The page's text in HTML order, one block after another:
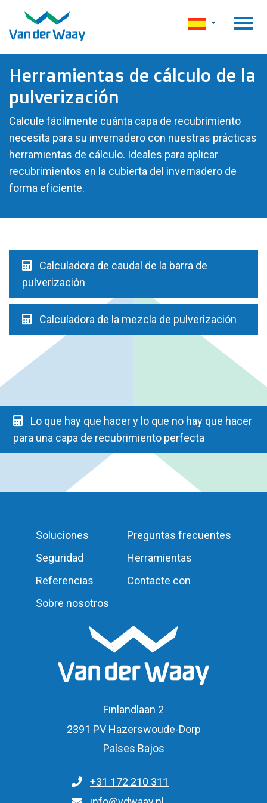
Herramientas de cálculo de la
pulverización
Calcule fácilmente cuánta capa de recubrimiento
necesita para su invernadero con nuestras prácticas
herramientas de cálculo. Ideales para aplicar
recubrimientos en la cubierta del invernadero de
forma eficiente.
Calculadora de caudal de la barra de
pulverización
Calculadora de la mezcla de pulverización
Lo que hay que hacer y lo que no hay que hacer
para una capa de recubrimiento perfecta
Soluciones
Seguridad
Referencias
Sobre nosotros
Preguntas frecuentes
Herramientas
Contacte con
Finlandlaan 2
2391 PV Hazerswoude-Dorp
Países Bajos
+31 172 210 311